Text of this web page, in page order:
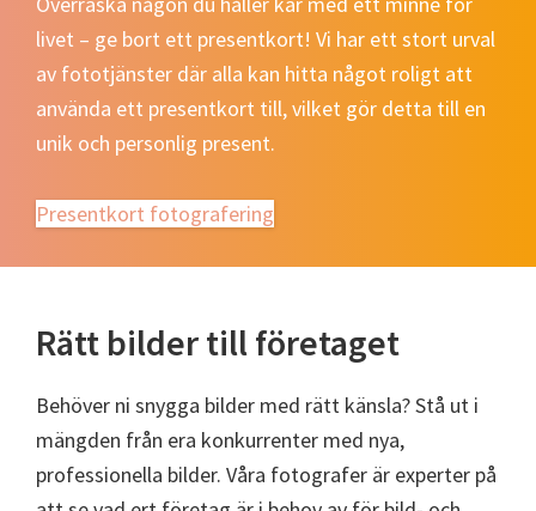
livet – ge bort ett presentkort! Vi har ett stort urval
av fototjänster där alla kan hitta något roligt att
använda ett presentkort till, vilket gör detta till en
unik och personlig present.
Presentkort fotografering
Rätt bilder till företaget
Behöver ni snygga bilder med rätt känsla? Stå ut i
mängden från era konkurrenter med nya,
professionella bilder. Våra fotografer är experter på